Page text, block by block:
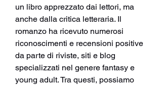
un libro apprezzato dai lettori, ma
anche dalla critica letteraria. Il
romanzo ha ricevuto numerosi
riconoscimenti e recensioni positive
da parte di riviste, siti e blog
specializzati nel genere fantasy e
young adult. Tra questi, possiamo